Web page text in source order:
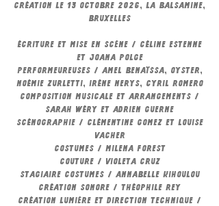
création le 13 octobre 2026, la balsamine,
Bruxelles
Écriture et mise en scène / Céline Estenne
et Joana Polge
Performeureuses / Amel Benaïssa, Oyster,
Noémie Zurletti, Iréne nerys, Cyril romero
Composition musicale et arrangements /
Sarah Wéry et Adrien Guerne
scénographie / Clémentine gomez et louise
vacher
costumes / milena forest
couture / violeta cruz
stagiaire costumes / annabelle kihoulou
Création sonore / Théophile Rey
Création lumière et direction technique /